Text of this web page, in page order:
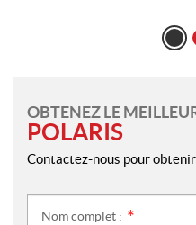
OBTENEZ LE
POLARIS
Contactez-nous pour
Nom complet :